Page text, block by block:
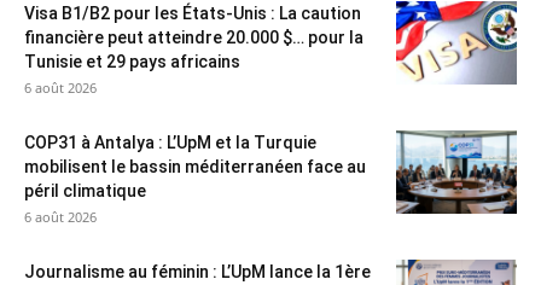
Visa B1/B2 pour les États-Unis : La caution
financière peut atteindre 20.000 $… pour la
Tunisie et 29 pays africains
6 août 2026
COP31 à Antalya : L’UpM et la Turquie
mobilisent le bassin méditerranéen face au
péril climatique
6 août 2026
Journalisme au féminin : L’UpM lance la 1ère